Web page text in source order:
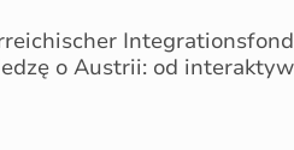
o Austrii: od